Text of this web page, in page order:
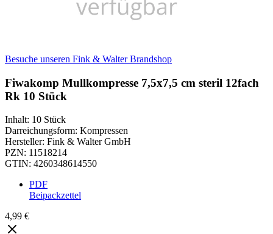
Besuche unseren Fink & Walter Brandshop
Fiwakomp Mullkompresse 7,5x7,5 cm steril 12fach
Rk 10 Stück
Inhalt: 10 Stück
Darreichungsform: Kompressen
Hersteller: Fink & Walter GmbH
PZN: 11518214
GTIN: 4260348614550
PDF
Beipackzettel
4,99 €